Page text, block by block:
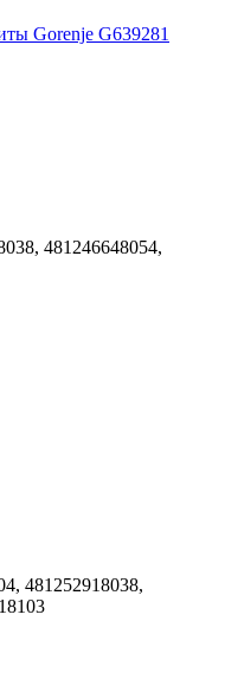
Gorenje G639281
481246648054,
481252918038,